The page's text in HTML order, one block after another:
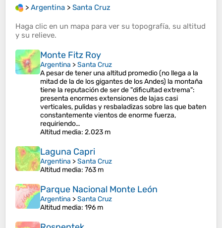
> Argentina > Santa Cruz
Haga clic en un mapa para ver su topografía, su altitud
y su relieve.
Monte Fitz Roy
Argentina >Santa Cruz
A pesar de tener una altitud promedio (no llega a la
mitad de la de los gigantes de los Andes) la montaña
tiene la reputación de ser de "dificultad extrema":
presenta enormes extensiones de lajas casi
verticales, pulidas y resbaladizas sobre las que baten
constantemente vientos de enorme fuerza,
requiriendo…
Altitud media: 2.023 m
Laguna Capri
Argentina >Santa Cruz
Altitud media: 763 m
Parque Nacional Monte León
Argentina >Santa Cruz
Altitud media: 196 m